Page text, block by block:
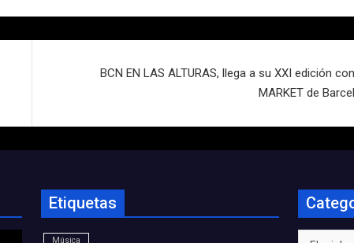
BCN EN LAS ALTURAS, llega a su XXI edición
MARKET de
Etiquetas
Música Categorías